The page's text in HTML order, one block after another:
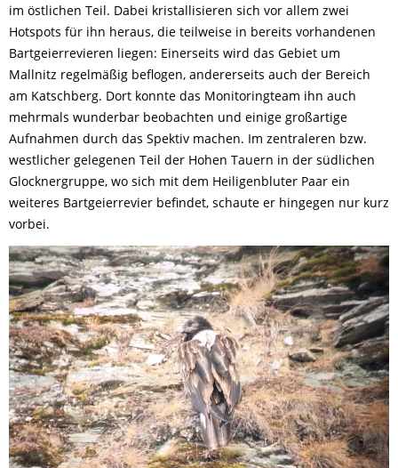
im östlichen Teil. Dabei kristallisieren sich vor allem zwei
Hotspots für ihn heraus, die teilweise in bereits vorhandenen
Bartgeierrevieren liegen: Einerseits wird das Gebiet um
Mallnitz regelmäßig beflogen, andererseits auch der Bereich
am Katschberg. Dort konnte das Monitoringteam ihn auch
mehrmals wunderbar beobachten und einige großartige
Aufnahmen durch das Spektiv machen. Im zentraleren bzw.
westlicher gelegenen Teil der Hohen Tauern in der südlichen
Glocknergruppe, wo sich mit dem Heiligenbluter Paar ein
weiteres Bartgeierrevier befindet, schaute er hingegen nur kurz
vorbei.